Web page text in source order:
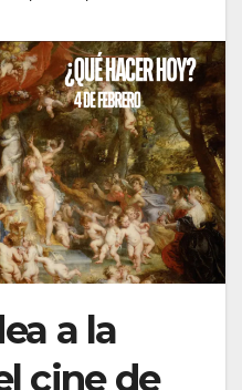
a la
cine de